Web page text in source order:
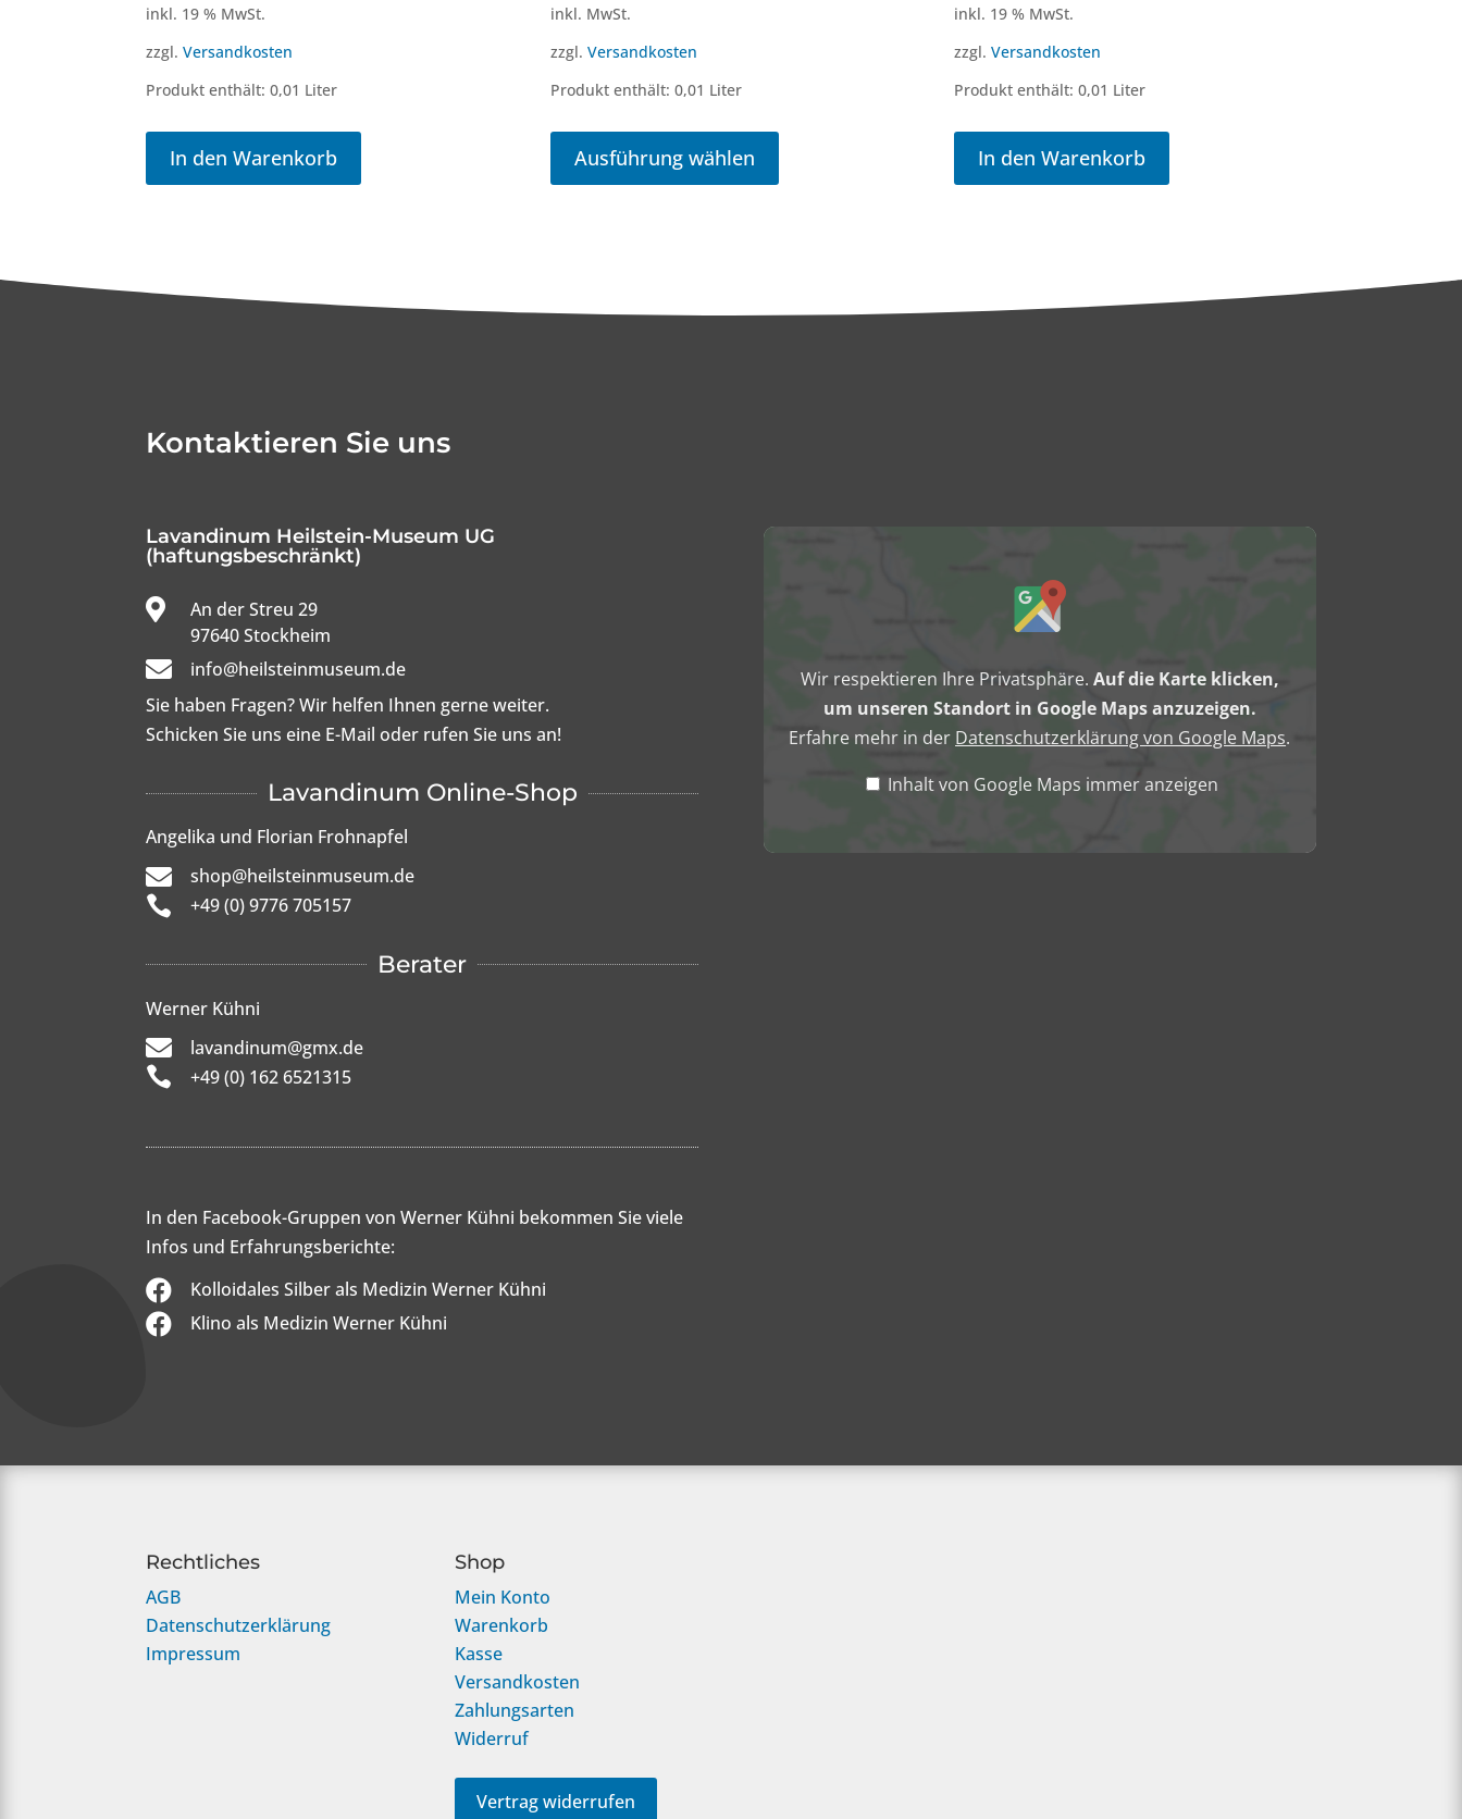
inkl. 19 % MwSt.
zzgl.Versandkosten
Produkt enthält: 0,01 Liter
In den Warenkorb
inkl. MwSt.
zzgl. Versandkosten
Produkt enthält: 0,01 Liter
Ausführung wählen
weist
inkl. 19 % MwSt.
zzgl.Versandkosten
Produkt enthält: 0,01 Liter
In den Warenkorb
Kontaktieren Sie uns
Lavandinum Heilstein-Museum UG
(haftungsbeschränkt)
 An der Streu 29
97640 Stockheim

info@heilsteinmuseum.de
Sie haben Fragen? Wir helfen Ihnen gerne weiter.
Schicken Sie uns eine E-Mail oder rufen Sie uns an!
Lavandinum Online-Shop
Angelika und Florian Frohnapfel
 shop@heilsteinmuseum.de
 +49 (0) 9776 705157
Berater
Werner Kühni
 lavandinum@gmx.de
 +49 (0) 162 6521315
In den Facebook-Gruppen von Werner Kühni bekommen Sie viele
Infos und Erfahrungsberichte:
 Kolloidales Silber als Medizin Werner Kühni
 Klino als Medizin Werner Kühni
Inhalt
Wir respektieren Ihre Privatsphäre. Auf die Karte klicken,
um unseren Standort in Google Maps anzuzeigen.
Erfahre mehr in der Datenschutzerklärung von Google Maps.
Inhalt von Google Maps immer anzeigen
Rechtliches
AGB
Datenschutzerklärung
Impressum
Shop
Mein Konto
Warenkorb
Kasse
Versandkosten
Zahlungsarten
Widerruf
Vertrag widerrufen